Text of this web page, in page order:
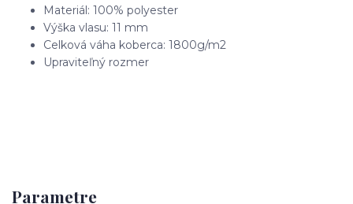
Materiál: 100% polyester
Výška vlasu: 11 mm
Celková váha koberca: 1800g/m2
Upraviteľný rozmer
Parametre